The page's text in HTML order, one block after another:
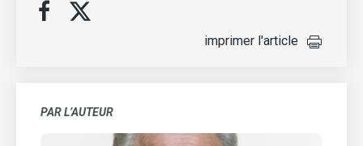
imprimer l'article
PAR L’AUTEUR